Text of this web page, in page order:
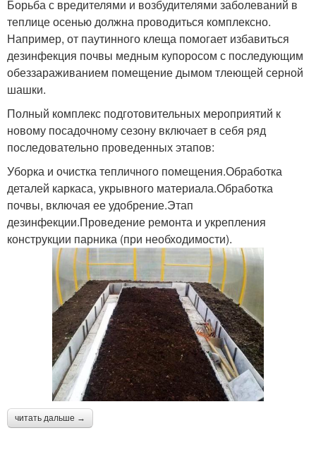
Борьба с вредителями и возбудителями заболеваний в
теплице осенью должна проводиться комплексно.
Например, от паутинного клеща помогает избавиться
дезинфекция почвы медным купоросом с последующим
обеззараживанием помещение дымом тлеющей серной
шашки.
Полный комплекс подготовительных мероприятий к
новому посадочному сезону включает в себя ряд
последовательно проведенных этапов:
Уборка и очистка тепличного помещения.Обработка
деталей каркаса, укрывного материала.Обработка
почвы, включая ее удобрение.Этап
дезинфекции.Проведение ремонта и укрепления
конструкции парника (при необходимости).
читать дальше →